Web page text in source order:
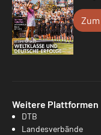
Weitere Plattformen
DTB
Landesverbände